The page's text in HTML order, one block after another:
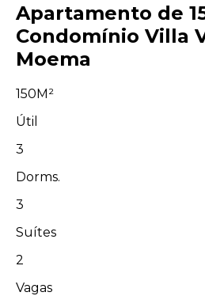
Apartamento de
Condomínio Villa
Moema
150M²
Útil
3
Dorms.
3
Suítes
2
Vagas